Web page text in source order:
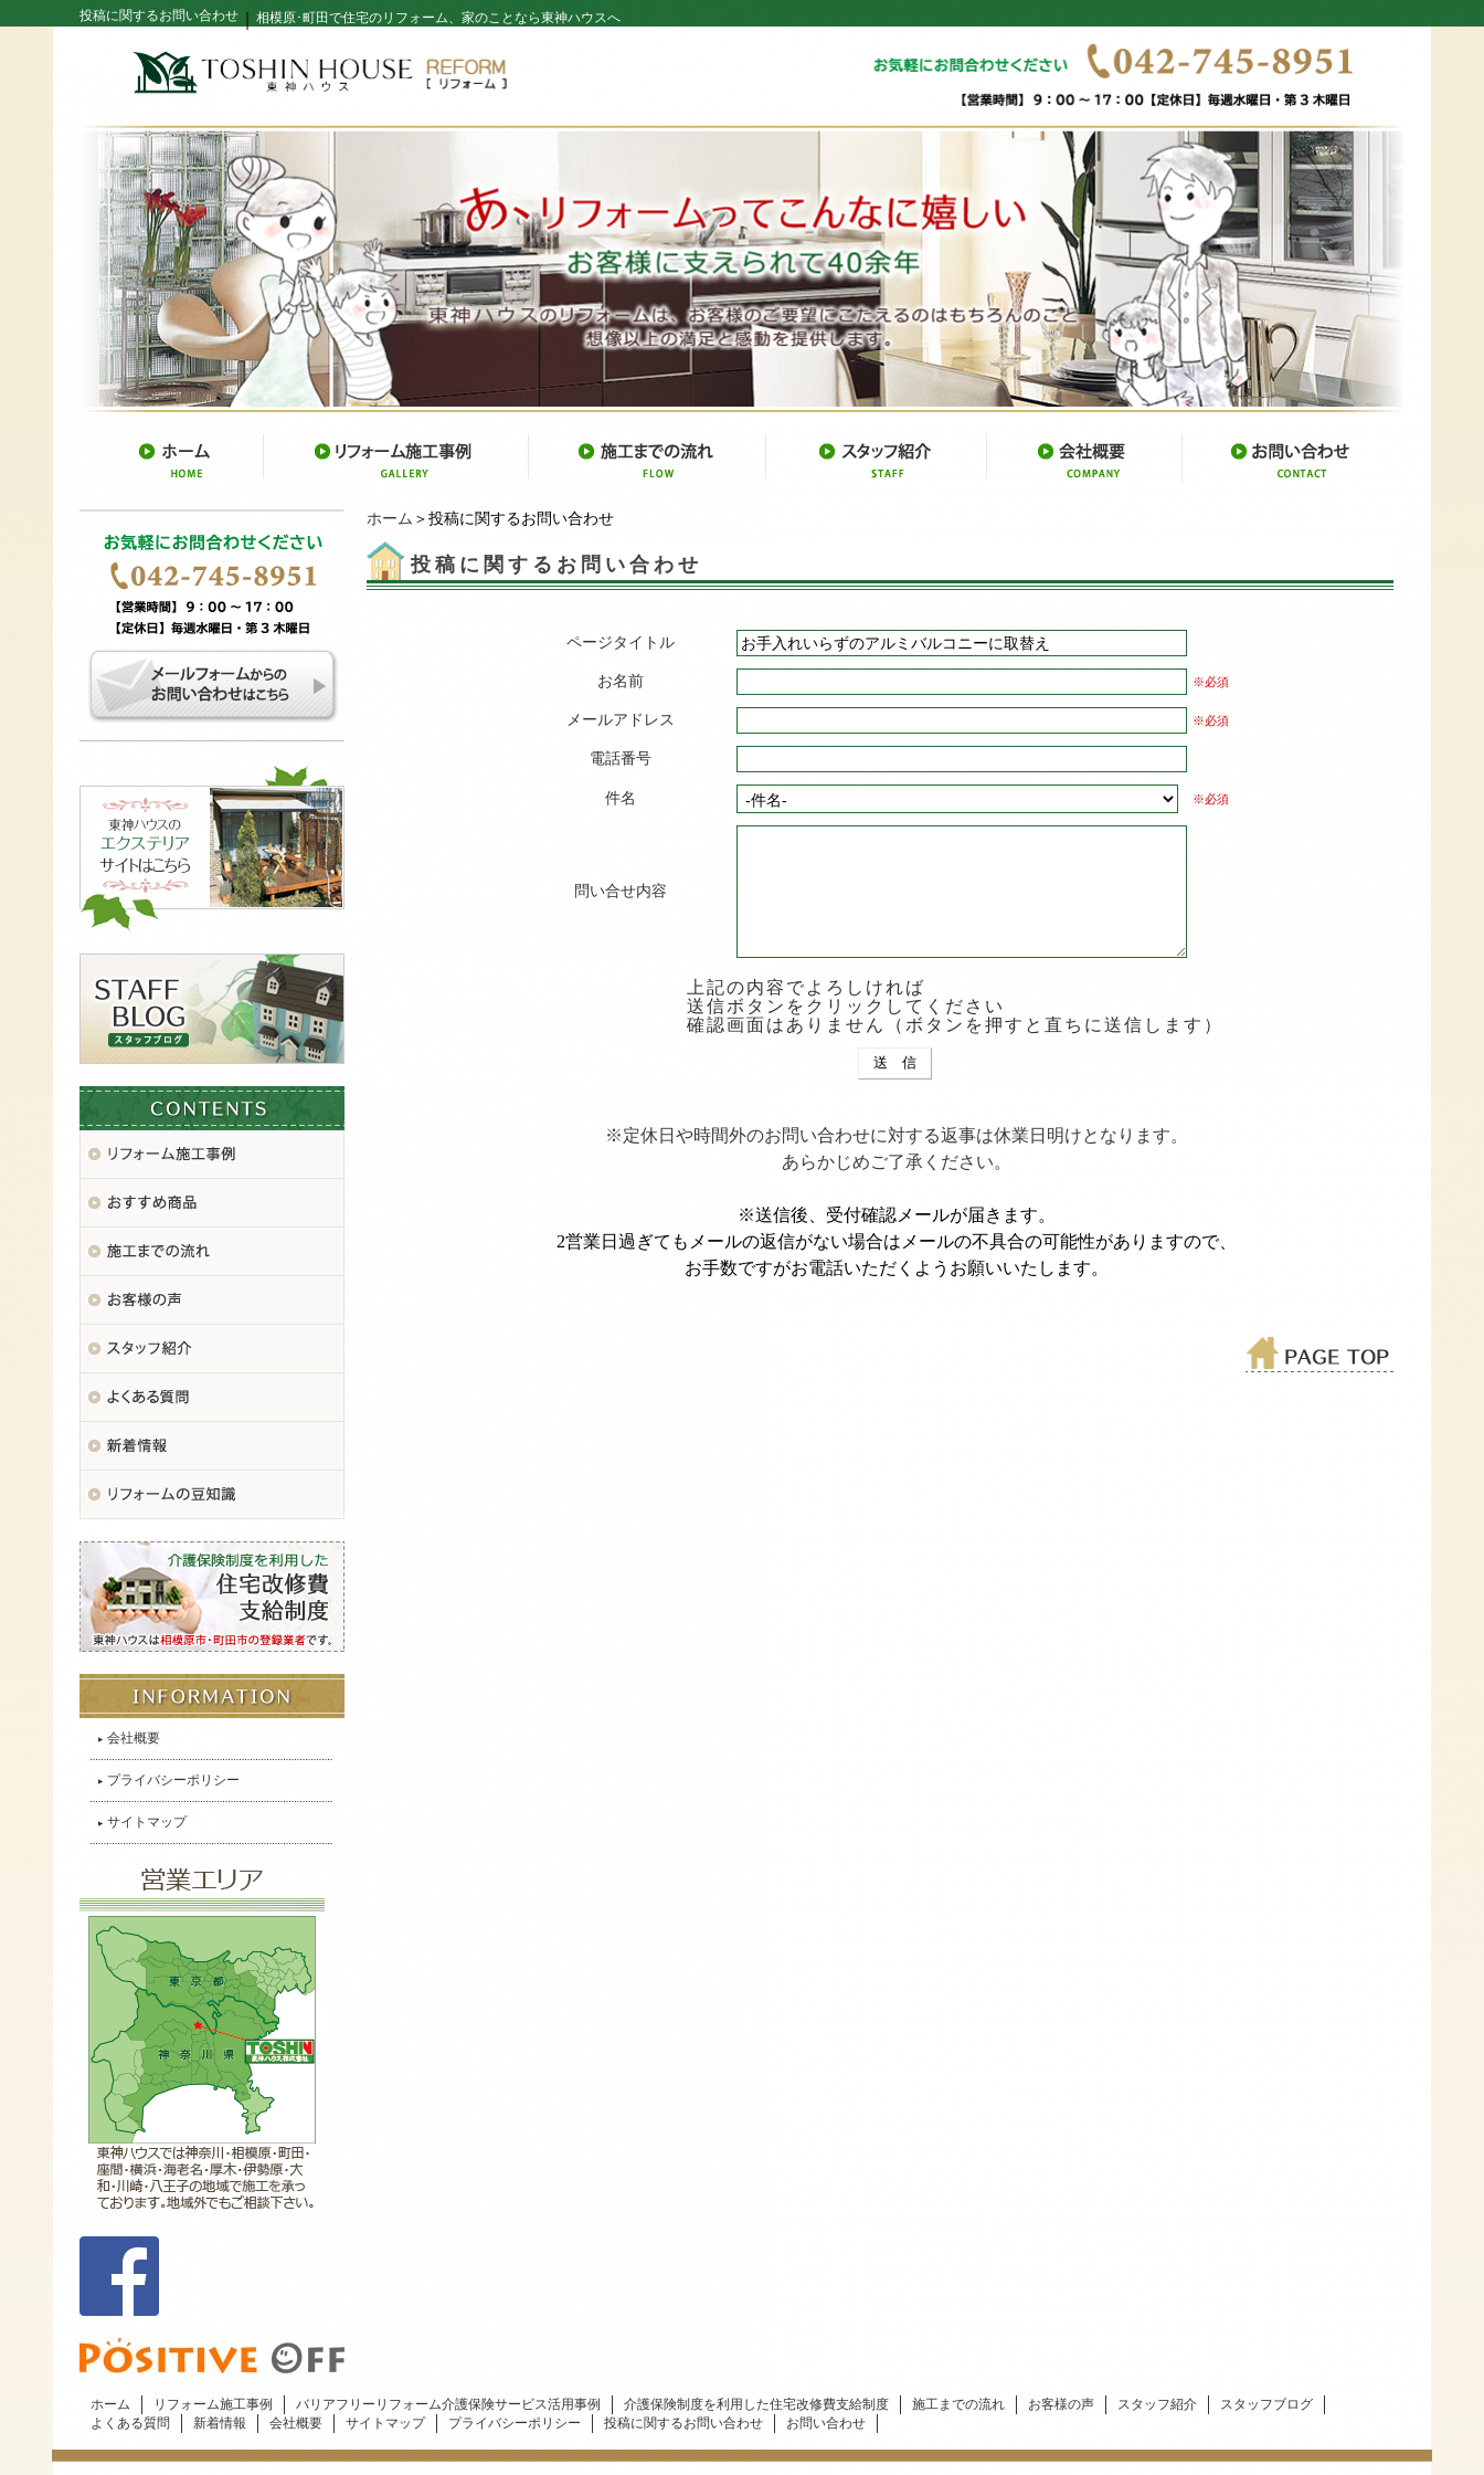
投稿に関するお問い合わせ 相模原･町田で住宅のリフォーム、家のことなら東神ハウスへ
ホーム ＞投稿に関するお問い合わせ
投稿に関するお問い合わせ
ページタイトル
お名前 ※必須
メールアドレス ※必須
電話番号
件名 ※必須
問い合せ内容
上記の内容でよろしければ
送信ボタンをクリックしてください
確認画面はありません（ボタンを押すと直ちに送信します）
※定休日や時間外のお問い合わせに対する返事は休業日明けとなります。
あらかじめご了承ください。
※送信後、受付確認メールが届きます。
2営業日過ぎてもメールの返信がない場合はメールの不具合の可能性がありますので、
お手数ですがお電話いただくようお願いいたします。
会社概要
プライバシーポリシー
サイトマップ
ホーム リフォーム施工事例 バリアフリーリフォーム介護保険サービス活用事例 介護保険制度を利用した住宅改修費支給制度 施工までの流れ お客様の声 スタッフ紹介
スタッフブログ
よくある質問
新着情報 会社概要 サイトマップ プライバシーポリシー 投稿に関するお問い合わせ お問い合わせ